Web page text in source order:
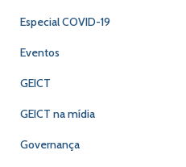
Especial COVID-19
Eventos
GEICT
GEICT na mídia
Governança